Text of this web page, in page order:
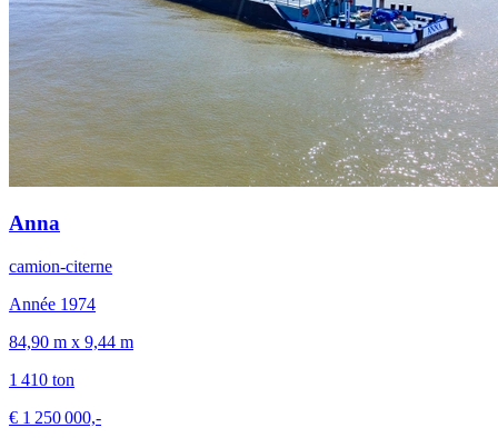
Anna
camion-citerne
Année 1974
84,90 m x 9,44 m
1 410 ton
€ 1 250 000,-